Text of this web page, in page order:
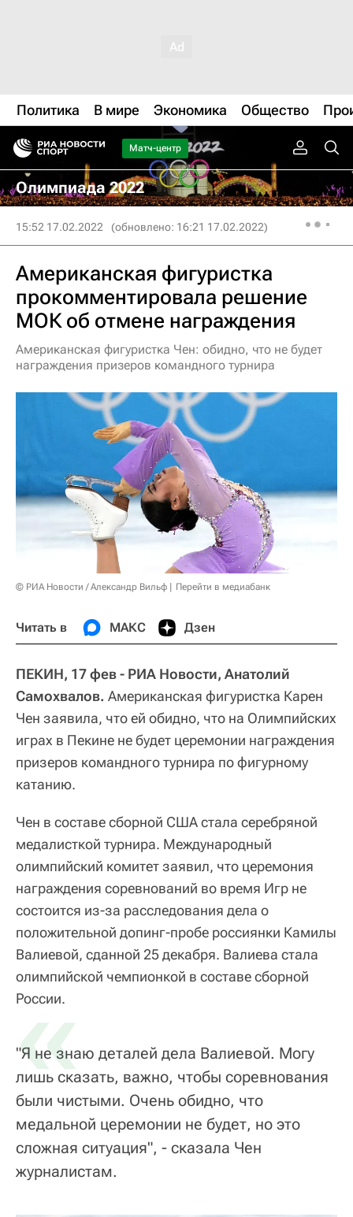
Политика В мире Экономика Общество
Матч-центр
Олимпиада 2022
15:52 17.02.2022 (обновлено: 16:21 17.02.2022)
Американская фигуристка
прокомментировала решение
МОК об отмене награждения
Американская фигуристка Чен: обидно, что не будет
награждения призеров командного турнира
© РИА Новости / Александр Вильф Перейти в медиабанк
Читать в МАКС Дзен
ПЕКИН, 17 фев - РИА Новости, Анатолий
Самохвалов. Американская фигуристка Карен
Чен заявила, что ей обидно, что на Олимпийских
играх в Пекине не будет церемонии награждения
призеров командного турнира по фигурному
катанию.
Чен в составе сборной США стала серебряной
медалисткой турнира. Международный
олимпийский комитет заявил, что церемония
награждения соревнований во время Игр не
состоится из-за расследования дела о
положительной допинг-пробе россиянки Камилы
Валиевой, сданной 25 декабря. Валиева стала
олимпийской чемпионкой в составе сборной
России.
«
"Я не знаю деталей дела Валиевой. Могу
лишь сказать, важно, чтобы соревнования
были чистыми. Очень обидно, что
медальной церемонии не будет, но это
сложная ситуация", - сказала Чен
журналистам.